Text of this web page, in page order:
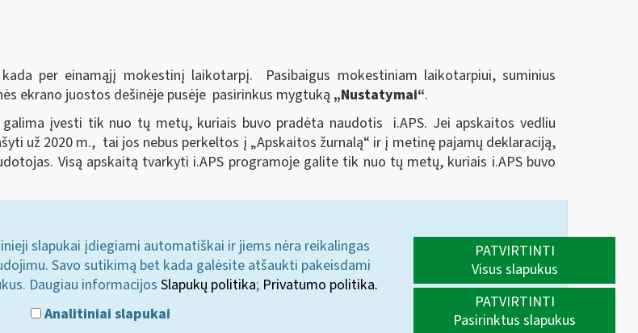
per einamąjį mokestinį laikotarpį. Pasibaigus mokestiniam laikotarpiui, suminius
ekrano juostos dešinėje pusėje pasirinkus mygtuką „Nustatymai“.
įvesti tik nuo tų metų, kuriais buvo pradėta naudotis i.APS. Jei apskaitos vedliu
už 2020 m., tai jos nebus perkeltos į „Apskaitos žurnalą“ ir į metinę pajamų deklaraciją,
Visą apskaitą tvarkyti i.APS programoje galite tik nuo tų metų, kuriais i.APS buvo
slapukai įdiegiami automatiškai ir jiems nėra reikalingas
Savo sutikimą bet kada galėsite atšaukti pakeisdami
Daugiau informacijos Slapukų politika; Privatumo politika.
Analitiniai slapukai
PATVIRTINTI
Visus slapukus
PATVIRTINTI
Pasirinktus slapukus